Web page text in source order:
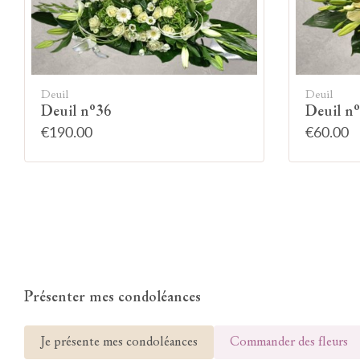
Deuil
Deuil n°36
€190.00
Deuil
Deuil
€60.00
Présenter mes condoléances
Je présente mes condoléances Commander des fleurs